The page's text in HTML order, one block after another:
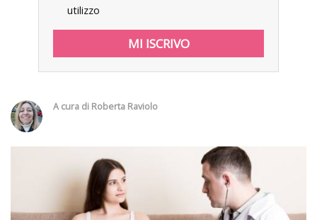
utilizzo
A cura di Roberta Raviolo